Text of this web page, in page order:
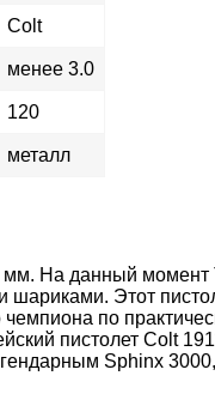
Colt
менее 3.0
120
металл
мм. На данный момент
Этот
по
пистолет Colt
Sphinx